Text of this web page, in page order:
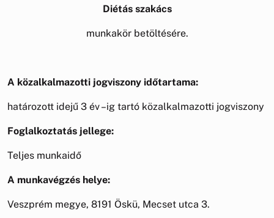
Diétás szakács
munkakör betöltésére.
A közalkalmazotti jogviszony időtartama:
határozott idejű 3 év –ig tartó közalkalmazotti jogviszony
Foglalkoztatás jellege:
Teljes munkaidő
A munkavégzés helye:
Veszprém megye, 8191 Öskü, Mecset utca 3.